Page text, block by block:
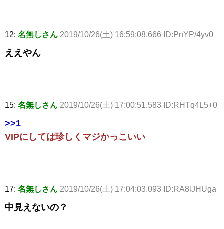
12: 名無しさん 2019/10/26(土) 16:59:08.666 ID:PnYP/4yv0
ええやん
15: 名無しさん 2019/10/26(土) 17:00:51.583 ID:RHTq4L5+0
>>1
VIPにしては珍しくマジかっこいい
17: 名無しさん 2019/10/26(土) 17:04:03.093 ID:RA8lJHUga
中見えないの？